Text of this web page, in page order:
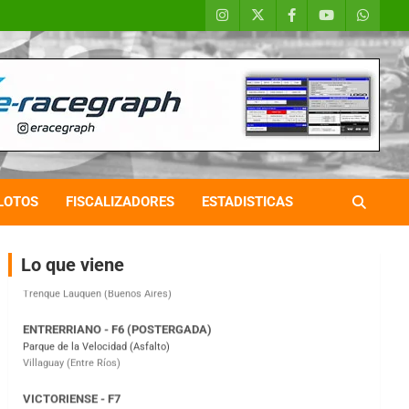
FISCALIZADORES ESTADISTICAS
Lo que viene
COBERTURA ESPECIAL DE E-KART.COM.AR
08/09-AGO
Ramiro Tot (Asfalto)
Baradero (Buenos Aires)
Parque de la Velocidad (Asfalto)
VICTORIENSE - F7
El Cerro (Tierra)